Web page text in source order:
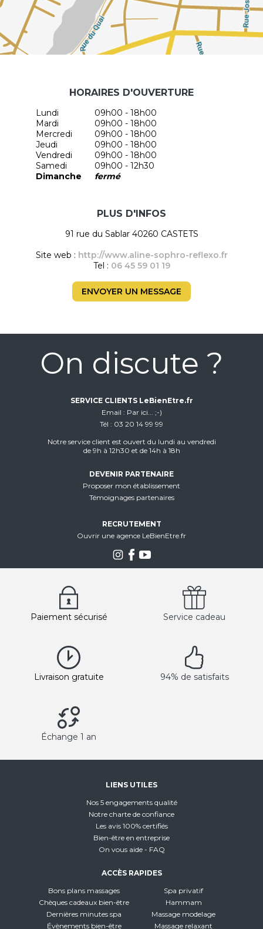
HORAIRES D'OUVERTURE
Lundi
09h00 - 18h00
Mardi
09h00 - 18h00
Mercredi
09h00 - 18h00
Jeudi
09h00 - 18h00
Vendredi
09h00 - 18h00
Samedi
09h00 - 12h30
Dimanche
fermé
PLUS D'INFOS
91 rue du Sablar 40260 CASTETS
Site web : http://www.aline-sophro-reflexo.fr
Tel : 06 45 59 01 19
ENVOYER UN MESSAGE
On discute ?
SERVICE CLIENTS LeBienEtre.fr
Email
Par ici... ;-)
Tél
03 20 14 99 99
Notre service client est ouvert du lundi au vendredi
de 9h à 12h30 et de 14h à 18h
DEVENIR PARTENAIRE
Proposer mon établissement
Témoignages partenaires
RECRUTEMENT
Ouvrir une agence LeBienEtre.fr
Paiement sécurisé Service cadeau
Livraison gratuite 94% de satisfaits
Échange 1 an
LIENS UTILES
Nos 5 engagements qualité
Notre charte de confiance
Les avis 100% certifiés
Bien-être en entreprise
On vous aide - FAQ
ACCÈS RAPIDES
Bons plans massages
Chèques cadeaux bien-être
Dernières minutes spa
Évènements bien-être
Spa privatif
Hammam
Massage modelage
Massage relaxant